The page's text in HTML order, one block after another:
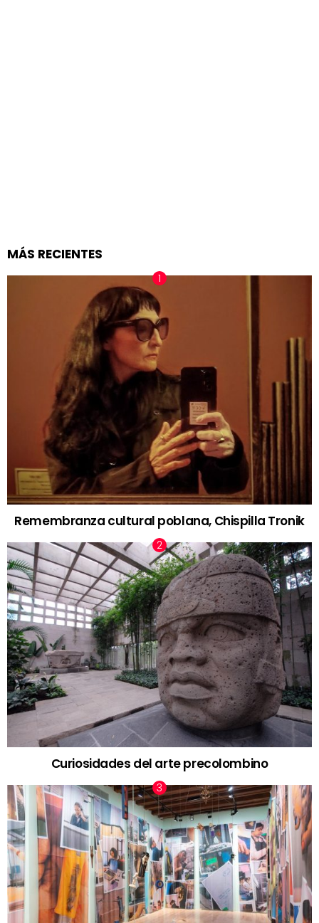
MÁS RECIENTES
Remembranza cultural poblana, Chispilla Tronik
Curiosidades del arte precolombino